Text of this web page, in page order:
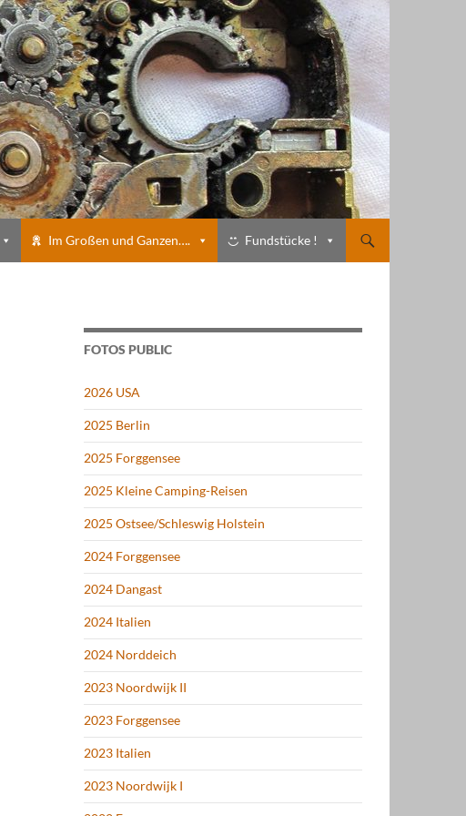
Im Großen und Ganzen…. Fundstücke !
FOTOS PUBLIC
2026 USA
2025 Berlin
2025 Forggensee
2025 Kleine Camping-Reisen
2025 Ostsee/Schleswig Holstein
2024 Forggensee
2024 Dangast
2024 Italien
2024 Norddeich
2023 Noordwijk II
2023 Forggensee
2023 Italien
2023 Noordwijk I